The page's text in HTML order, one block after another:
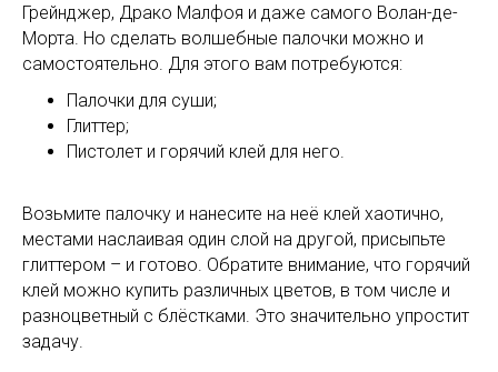
Грейнджер, Драко Малфоя и даже самого Волан-де-
Морта. Но сделать волшебные палочки можно и
самостоятельно. Для этого вам потребуются:
Палочки для суши;
Глиттер;
Пистолет и горячий клей для него.
Возьмите палочку и нанесите на неё клей хаотично,
местами наслаивая один слой на другой, присыпьте
глиттером – и готово. Обратите внимание, что горячий
клей можно купить различных цветов, в том числе и
разноцветный с блёстками. Это значительно упростит
задачу.